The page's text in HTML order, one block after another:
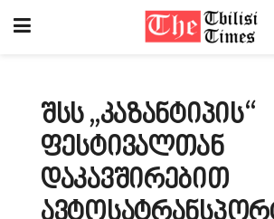
შსს „კაზანტიპის“
ფესტივალთან
დაკავშირებით